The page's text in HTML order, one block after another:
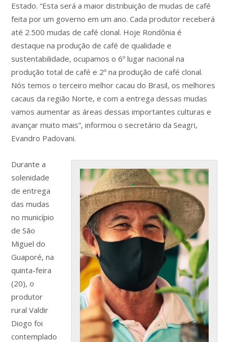
Estado. “Esta será a maior distribuição de mudas de café
feita por um governo em um ano. Cada produtor receberá
até 2.500 mudas de café clonal. Hoje Rondônia é
destaque na produção de café de qualidade e
sustentabilidade, ocupamos o 6º lugar nacional na
produção total de café e 2º na produção de café clonal.
Nós temos o terceiro melhor cacau do Brasil, os melhores
cacaus da região Norte, e com a entrega dessas mudas
vamos aumentar as áreas dessas importantes culturas e
avançar muito mais”, informou o secretário da Seagri,
Evandro Padovani.
Durante a
solenidade
de entrega
das mudas
no município
de São
Miguel do
Guaporé, na
quinta-feira
(20), o
produtor
rural Valdir
Diogo foi
contemplado